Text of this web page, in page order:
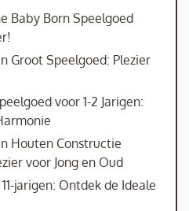
Baby Born Speelgoed
Groot Speelgoed: Plezier
voor 1-2 Jarigen:
Houten Constructie
voor Jong en Oud
jarigen: Ontdek de Ideale